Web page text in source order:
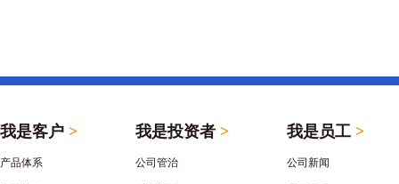
我是客户 >
产品体系
我是投资者 >
公司管治
我是员工 >
公司新闻